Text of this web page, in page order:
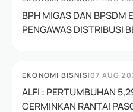
BPH MIGAS DAN BPSDM
PENGAWAS DISTRIBUSI
EKONOMI BISNIS|07 AUG
ALFI : PERTUMBUHAN
CERMINKAN RANTAI